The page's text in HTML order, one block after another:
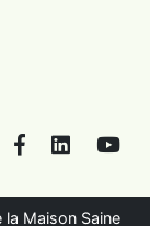
FacebookLinkedIn
Maison Saine